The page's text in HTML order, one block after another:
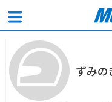
ずみの